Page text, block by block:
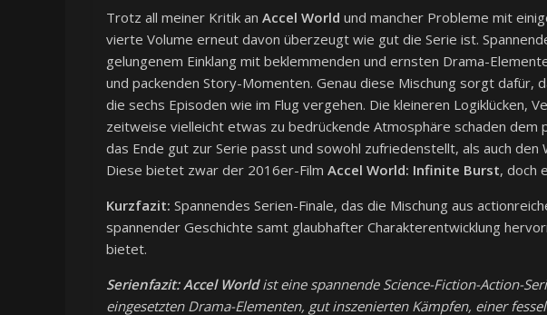
Trotz all meiner Kritik an Accel World und mancher Probleme mit
vierte Volume erneut davon überzeugt wie gut die Serie ist.
gelungenem Einklang mit beklemmenden und ernsten Drama-
und packenden Story-Momenten. Genau diese Mischung sorgt dafür,
die sechs Episoden wie im Flug vergehen. Die kleineren Logiklücken,
zeitweise vielleicht etwas zu bedrückende Atmosphäre schaden dem
das Ende gut zur Serie passt und sowohl zufriedenstellt, als auch den
Diese bietet zwar der 2016er-Film Accel World: Infinite Burst, doch
Kurzfazit: Spannendes Serien-Finale, das die Mischung aus
spannender Geschichte samt glaubhafter Charakterentwicklung
bietet.
Serienfazit:Accel Worldist eine spannende Science-Fiction-Action-
eingesetzten Drama-Elementen, gut inszenierten Kämpfen, einer